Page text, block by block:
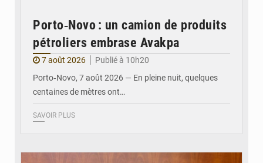
Porto‑Novo : un camion de produits
pétroliers embrase Avakpa
7 août 2026
Publié à 10h20
Porto‑Novo, 7 août 2026 — En pleine nuit, quelques
centaines de mètres ont…
SAVOIR PLUS